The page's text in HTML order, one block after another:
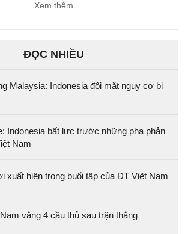
Xem thêm
ĐỌC NHIỀU
Malaysia: Indonesia đối mặt nguy cơ bị
Indonesia bất lực trước những pha phản
Nam
xuất hiện trong buổi tập của ĐT Việt Nam
vắng 4 cầu thủ sau trận thắng